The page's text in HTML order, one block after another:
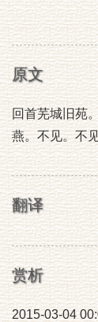
原文
回首芜城旧苑
燕。不见。不
翻译
赏析
2015-03-04